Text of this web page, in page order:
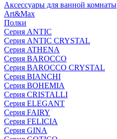
Аксессуары для ванной комнаты
Art&Max
Полки
Серия ANTIC
Серия ANTIC CRYSTAL
Серия ATHENA
Серия BAROCCO
Серия BAROCCO CRYSTAL
Серия BIANCHI
Серия BOHEMIA
Серия CRISTALLI
Серия ELEGANT
Серия FAIRY
Серия FELICIA
Серия GINA